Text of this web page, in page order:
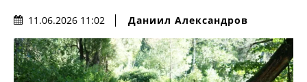
11.06.2026 11:02 Даниил Александров